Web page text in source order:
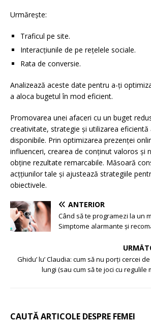
Urmărește:
Traficul pe site.
Interacțiunile de pe rețelele sociale.
Rata de conversie.
Analizează aceste date pentru a-ți
a aloca bugetul în mod eficient.
Promovarea unei afaceri cu un buget
creativitate, strategie și utilizarea eficientă
disponibile. Prin optimizarea prezenței
influenceri, crearea de conținut valoros și
obține rezultate remarcabile. Măsoară
acțțiunilor tale și ajustează strategiile
obiectivele.
ANTERIOR
Când să te programezi la un
Simptome alarmante și
Ghidu’ lu’ Claudia: cum să nu porți cercei
lungi (sau cum să te joci cu regulile
CAUTĂ ARTICOLE DESPRE FEMEI